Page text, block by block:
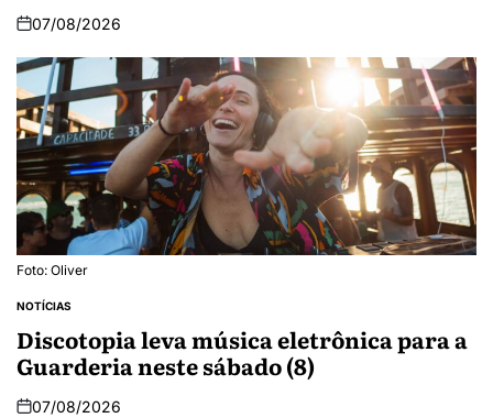
07/08/2026
Foto: Oliver
NOTÍCIAS
Discotopia leva música eletrônica para a
Guarderia neste sábado (8)
07/08/2026